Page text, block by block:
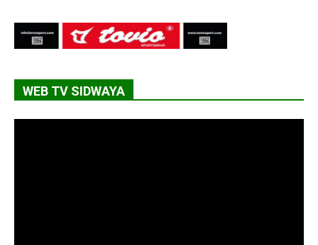
WEB TV SIDWAYA